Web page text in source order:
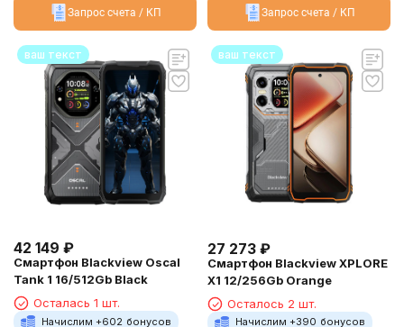
Запрос счета / КП Запрос счета / КП
ваш текст
42 149 ₽
Смартфон Blackview Oscal
Tank 1 16/512Gb Black
Осталась 1 шт.
Начислим +602 бонусов
ваш текст
27 273 ₽
Смартфон Blackview XPLORE
X1 12/256Gb Orange
Осталось 2 шт.
Начислим +390 бонусов